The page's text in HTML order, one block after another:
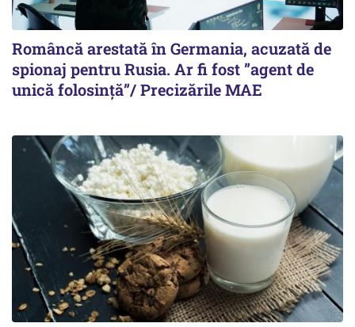
Româncă arestată în Germania, acuzată de
spionaj pentru Rusia. Ar fi fost ”agent de
unică folosință”/ Precizările MAE